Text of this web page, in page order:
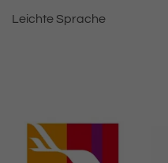
Leichte Sprache